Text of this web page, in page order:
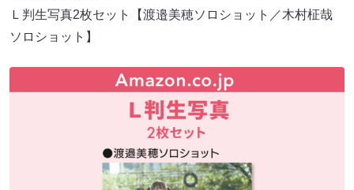
Ｌ判生写真2枚セット【渡邉美穂ソロショット／木村柾哉
ソロショット】